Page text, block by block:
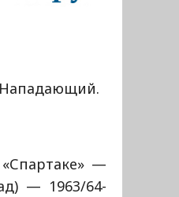
Нападающий.
—
— 1963/64-